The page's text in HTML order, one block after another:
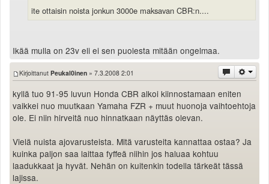
ite ottaisin noista jonkun 3000e maksavan CBR:n....
Ikää mulla on 23v eli ei sen puolesta mitään ongelmaa.
Kirjoittanut Peukal0inen » 7.3.2008 2:01
kyllä tuo 91-95 luvun Honda CBR alkoi kiinnostamaan eniten
vaikkei nuo muutkaan Yamaha FZR + muut huonoja vaihtoehtoja
ole. Ei niin hirveitä nuo hinnatkaan näyttäs olevan.
Vielä nuista ajovarusteista. Mitä varusteita kannattaa ostaa? Ja
kuinka paljon saa laittaa fyffeä niihin jos haluaa kohtuu
laadukkaat ja hyvät. Nehän on kuitenkin todella tärkeät tässä
lajissa.